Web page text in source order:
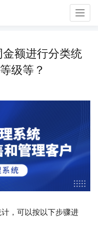
额进行分类统
级等？
，可以按以下步骤进